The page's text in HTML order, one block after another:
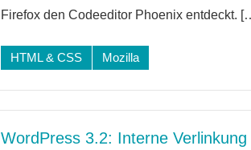
Firefox den Codeeditor Phoenix entdeckt.
HTML & CSS Mozilla
WordPress 3.2: Interne Verlinkung